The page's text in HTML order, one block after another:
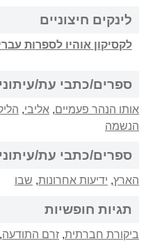
לינקים חיצוניים
לקסיקון אוהיו לספרות
ספרים/כתבי עת/
אותו הנהר פעמיים, אליבי,
הנשמה
ספרים/כתבי עת/
הארץ, ידיעות אחרונות, שבו
תגיות חופשיות
ביקורת חברתית, זרם התודעה,